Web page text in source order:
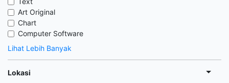
Art Original
Chart
Computer Software
Lihat Lebih Banyak
Lokasi